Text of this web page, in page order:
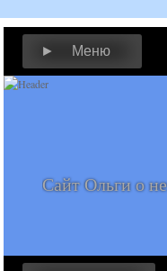
► Меню
Сайт Ольги о